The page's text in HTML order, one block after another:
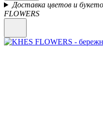
Доставка цветов и
FLOWERS